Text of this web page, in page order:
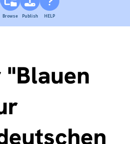
Browse Publish HELP